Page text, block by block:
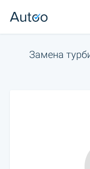
Замена